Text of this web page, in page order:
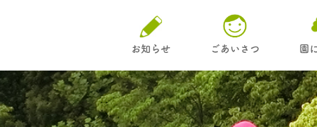
お知らせ ごあいさつ 園